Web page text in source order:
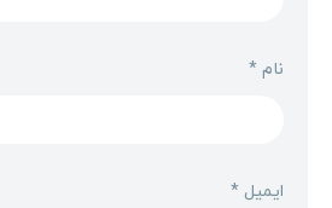
نام*
ایمیل *